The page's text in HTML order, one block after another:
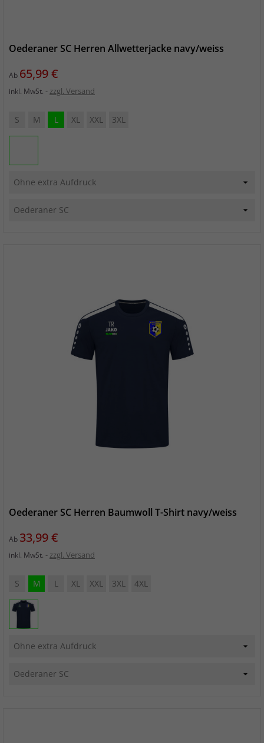
Oederaner SC Herren Allwetterjacke navy/weiss
Ab Preis
65,99 €
inkl. MwSt. zzgl. Versand
S M L XL XXL 3XL
Oederaner SC Herren Baumwoll T-Shirt navy/weiss
Ab Preis
33,99 €
inkl. MwSt. zzgl. Versand
S M L XL XXL 3XL 4XL